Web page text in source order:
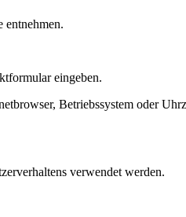
entnehmen.
eingeben.
Betriebssystem oder
verwendet werden.